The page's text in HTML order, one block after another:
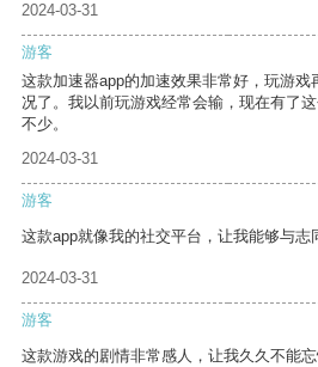
2024-03-31
游客
这款加速器app的加速效果非常好，玩游
况了。我以前玩游戏经常会输，现在有了
不少。
2024-03-31
游客
这款app就像我的社交平台，让我能够与志
2024-03-31
游客
这款游戏的剧情非常感人，让我久久不能忘